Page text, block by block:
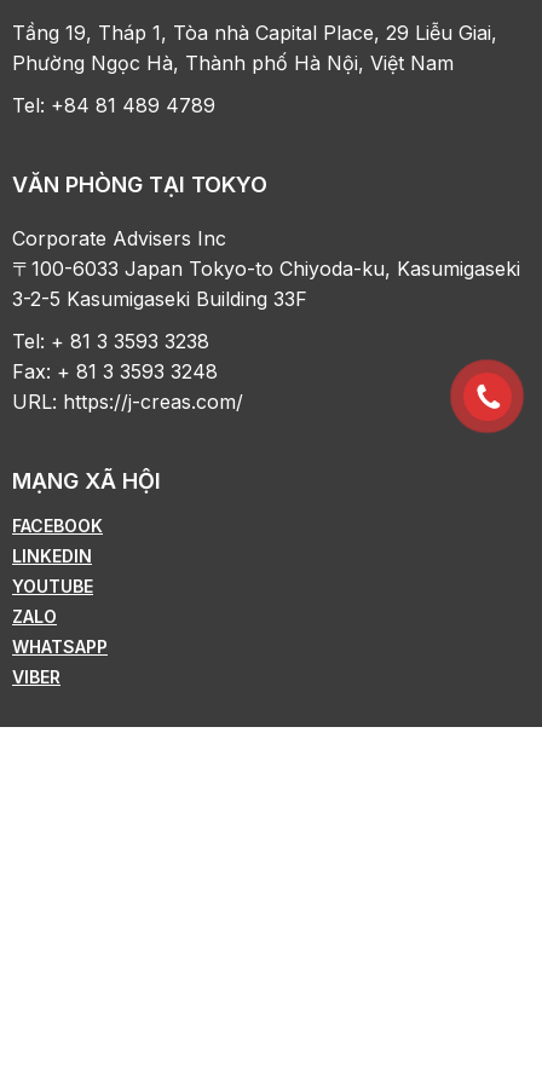
Tầng 19, Tháp 1, Tòa nhà Capital Place, 29 Liễu Giai,
Phường Ngọc Hà, Thành phố Hà Nội, Việt Nam
Tel: +84 81 489 4789
VĂN PHÒNG TẠI TOKYO
Corporate Advisers Inc
〒100-6033 Japan Tokyo-to Chiyoda-ku, Kasumigaseki
3-2-5 Kasumigaseki Building 33F
Tel: + 81 3 3593 3238
Fax: + 81 3 3593 3248
URL: https://j-creas.com/
MẠNG XÃ HỘI
FACEBOOK
LINKEDIN
YOUTUBE
ZALO
WHATSAPP
VIBER